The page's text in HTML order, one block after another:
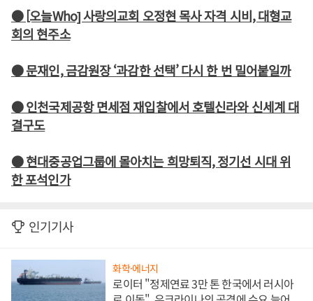
● [오늘Who] 사랑의교회 오정현 목사 자격 시비, 대형교
회의 현주소
● 문재인, 금감원장 ‘과감한 선택’ 다시 한 번 밀어붙일까
● 인천국제공항 면세점 재입찰에서 호텔신라와 신세계 대
결구도
● 현대중공업그룹에 몰아치는 희망퇴직, 정기선 시대 위
한 포석인가
인기기사
화학·에너지
로이터 "정제연료 3만 톤 한국에서 러시아